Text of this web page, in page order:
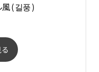
( 길풍 )